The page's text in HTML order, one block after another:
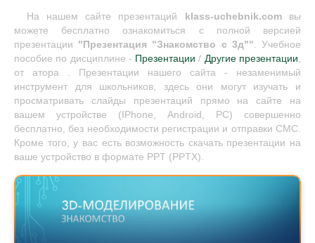
На нашем сайте презентаций klass-uchebnik.comвы
можете бесплатно ознакомиться с полной версией
презентации "Презентация "Знакомство с 3д"". Учебное
пособие по дисциплине - Презентации / Другие презентации,
от атора . Презентации нашего сайта - незаменимый
инструмент для школьников, здесь они могут изучать и
просматривать слайды презентаций прямо на сайте на
вашем устройстве (IPhone, Android, PC) совершенно
бесплатно, без необходимости регистрации и отправки СМС.
Кроме того, у вас есть возможность скачать презентации на
ваше устройство в формате PPT (PPTX).